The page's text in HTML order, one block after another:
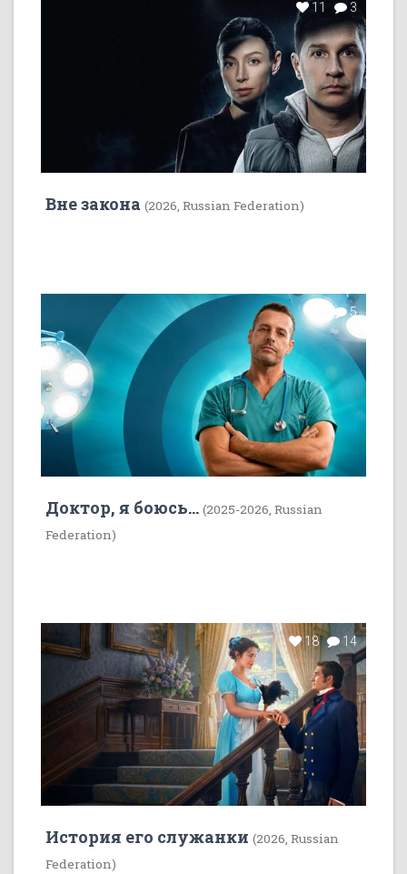
11 3
Вне закона (2026, Russian Federation)
7 5
Доктор, я боюсь... (2025-2026, Russian
Federation)
18 14
История его служанки (2026, Russian
Federation)